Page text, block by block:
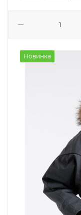
Новинка